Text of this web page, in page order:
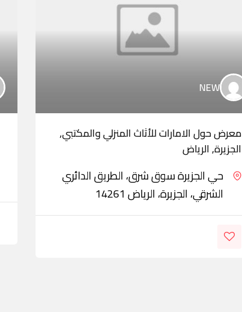
NEW
معرض حول الامارات للأثاث المنزلي والمكتبي,
الجزيرة, الرياض
حي الجزيرة سوق شرق، الطريق الدائري
الشرقي، الجزيرة، الرياض 14261